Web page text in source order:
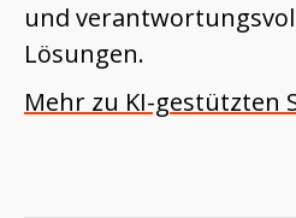
und
Lösungen.
Mehr zu KI-gestützten